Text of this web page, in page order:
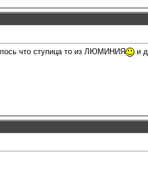
что ступица то из ЛЮМИНИЯ и